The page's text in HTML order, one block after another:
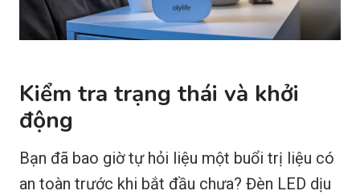
Kiểm tra trạng thái và khởi
động
Bạn đã bao giờ tự hỏi liệu một buổi trị liệu có
an toàn trước khi bắt đầu chưa? Đèn LED dịu